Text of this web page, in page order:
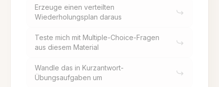
Erzeuge einen verteilten
Wiederholungsplan daraus
Teste mich mit Multiple-Choice-Fragen
aus diesem Material
Wandle das in Kurzantwort-
Übungsaufgaben um